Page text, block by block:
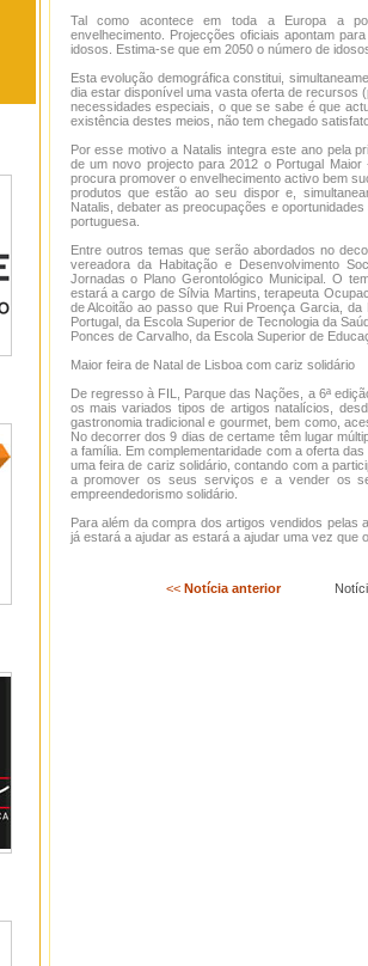
Tal como acontece em toda a Europa a
envelhecimento. Projecções oficiais apontam
idosos. Estima-se que em 2050 o número de
Esta evolução demográfica constitui,
dia estar disponível uma vasta oferta de recursos
necessidades especiais, o que se sabe é que
existência destes meios, não tem chegado
Por esse motivo a Natalis integra este ano pela
de um novo projecto para 2012 o Portugal
procura promover o envelhecimento activo bem
produtos que estão ao seu dispor e,
Natalis, debater as preocupações e
portuguesa.
Entre outros temas que serão abordados no
vereadora da Habitação e Desenvolvimento
Jornadas o Plano Gerontológico Municipal. O
estará a cargo de Sílvia Martins, terapeuta
de Alcoitão ao passo que Rui Proença Garcia,
Portugal, da Escola Superior de Tecnologia da
Ponces de Carvalho, da Escola Superior de
Maior feira de Natal de Lisboa com cariz solidário
De regresso à FIL, Parque das Nações, a 6ª
os mais variados tipos de artigos natalícios,
gastronomia tradicional e gourmet, bem como,
No decorrer dos 9 dias de certame têm lugar
a família. Em complementaridade com a oferta
uma feira de cariz solidário, contando com a
a promover os seus serviços e a vender os
empreendedorismo solidário.
Para além da compra dos artigos vendidos
já estará a ajudar as estará a ajudar uma vez que
<< Notícia anteriorNotícia